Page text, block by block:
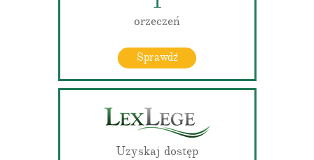
orzeczeń
Sprawdź
Uzyskaj dostęp